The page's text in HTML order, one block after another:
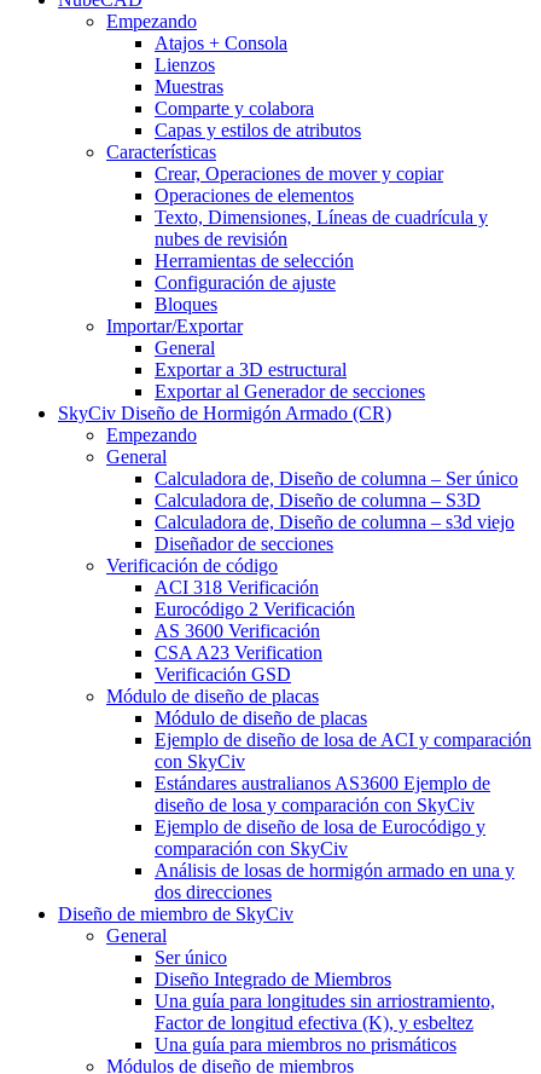
Empezando
Atajos + Consola
Lienzos
Muestras
Comparte y colabora
Capas y estilos de atributos
Características
Crear, Operaciones de mover y copiar
Operaciones de elementos
Texto, Dimensiones, Líneas de cuadrícula y
nubes de revisión
Herramientas de selección
Configuración de ajuste
Bloques
Importar/Exportar
General
Exportar a 3D estructural
Exportar al Generador de secciones
SkyCiv Diseño de Hormigón Armado (CR)
Empezando
General
Calculadora de, Diseño de columna – Ser único
Calculadora de, Diseño de columna – S3D
Calculadora de, Diseño de columna – s3d viejo
Diseñador de secciones
Verificación de código
ACI 318 Verificación
Eurocódigo 2 Verificación
AS 3600 Verificación
CSA A23 Verification
Verificación GSD
Módulo de diseño de placas
Módulo de diseño de placas
Ejemplo de diseño de losa de ACI y comparación
con SkyCiv
Estándares australianos AS3600 Ejemplo de
diseño de losa y comparación con SkyCiv
Ejemplo de diseño de losa de Eurocódigo y
comparación con SkyCiv
Análisis de losas de hormigón armado en una y
dos direcciones
Diseño de miembro de SkyCiv
General
Ser único
Diseño Integrado de Miembros
Una guía para longitudes sin arriostramiento,
Factor de longitud efectiva (K), y esbeltez
Una guía para miembros no prismáticos
Módulos de diseño de miembros